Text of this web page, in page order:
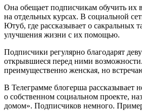
Она обещает подписчикам обучить их
на отдельных курсах. В социальной
Ютуб, где рассказывает о сакральных
улучшения жизни с их помощью.
Подписчики регулярно благодарят
открывшиеся перед ними
преимущественно женская, но
В Телеграмме блогерша рассказывает
о собственном социальном проекте,
домом». Подписчиков немного.